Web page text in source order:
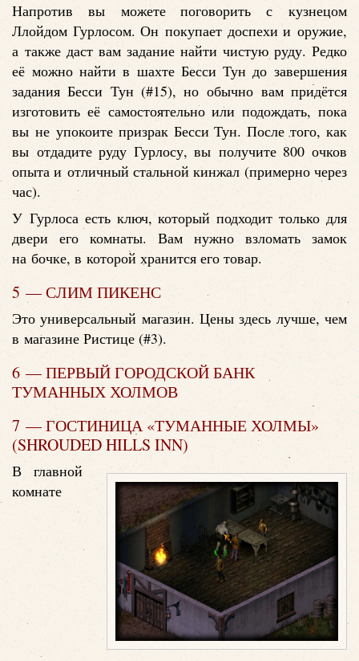
Напротив вы можете поговорить с кузнецом
Ллойдом Гурлосом. Он покупает доспехи и оружие,
а также даст вам задание найти чистую руду. Редко
её можно найти в шахте Бесси Тун до завершения
задания Бесси Тун (#15), но обычно вам придётся
изготовить её самостоятельно или подождать, пока
вы не упокоите призрак Бесси Тун. После того, как
вы отдадите руду Гурлосу, вы получите 800 очков
опыта и отличный стальной кинжал (примерно через
час).
У Гурлоса есть ключ, который подходит только для
двери его комнаты. Вам нужно взломать замок
на бочке, в которой хранится его товар.
5 — СЛИМ ПИКЕНС
Это универсальный магазин. Цены здесь лучше, чем
в магазине Ристице (#3).
6 — ПЕРВЫЙ ГОРОДСКОЙ БАНК
ТУМАННЫХ ХОЛМОВ
7 — ГОСТИНИЦА «ТУМАННЫЕ ХОЛМЫ»
(SHROUDED HILLS INN)
В главной
комнате